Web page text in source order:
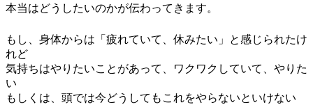
本当はどうしたいのかが伝わってきます。
もし、身体からは「疲れていて、休みたい」と感じられたけ
れど
気持ちはやりたいことがあって、ワクワクしていて、やりた
い
もしくは、頭では今どうしてもこれをやらないといけない